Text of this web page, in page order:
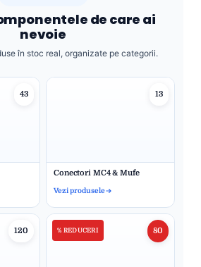
de care ai
nevoie
în stoc real, organizate pe categorii.
43 13
Conectori MC4 & Mufe
Vezi produsele
120 80
% REDUCERI